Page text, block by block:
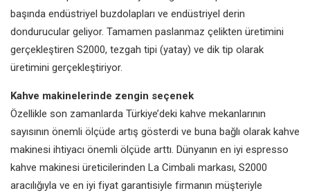
başında endüstriyel buzdolapları ve endüstriyel derin
dondurucular geliyor. Tamamen paslanmaz çelikten üretimini
gerçekleştiren S2000, tezgah tipi (yatay) ve dik tip olarak
üretimini gerçekleştiriyor.
Kahve makinelerinde zengin seçenek
Özellikle son zamanlarda Türkiye’deki kahve mekanlarının
sayısının önemli ölçüde artış gösterdi ve buna bağlı olarak kahve
makinesi ihtiyacı önemli ölçüde arttı. Dünyanın en iyi espresso
kahve makinesi üreticilerinden La Cimbali markası, S2000
aracılığıyla ve en iyi fiyat garantisiyle firmanın müşteriyle